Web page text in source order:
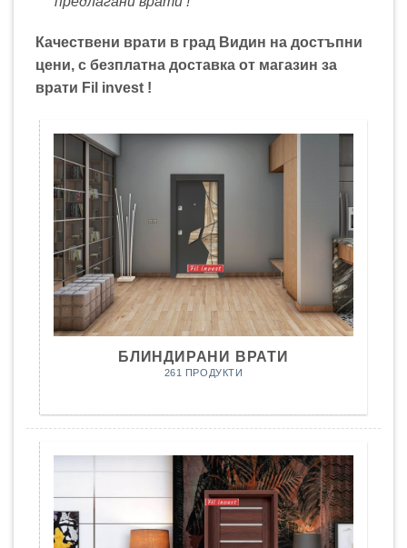
Качествени врати в град Видин на достъпни
цени, с безплатна доставка от магазин за
врати Fil invest !
БЛИНДИРАНИ ВРАТИ
261 ПРОДУКТИ